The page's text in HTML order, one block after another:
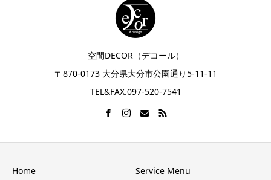
空間DECOR（デコール）
〒870-0173 大分県大分市公園通り5-11-11
TEL&FAX.097-520-7541
Home Service Menu